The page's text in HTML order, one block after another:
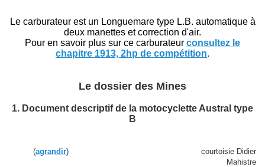
Le carburateur est un Longuemare type L.B. automatique à
deux manettes et correction d'air.
Pour en savoir plus sur ce carburateur consultez le
chapitre 1913, 2hp de compétition.
Le dossier des Mines
1. Document descriptif de la motocyclette Austral type
B
(agrandir) courtoisie Didier
Mahistre